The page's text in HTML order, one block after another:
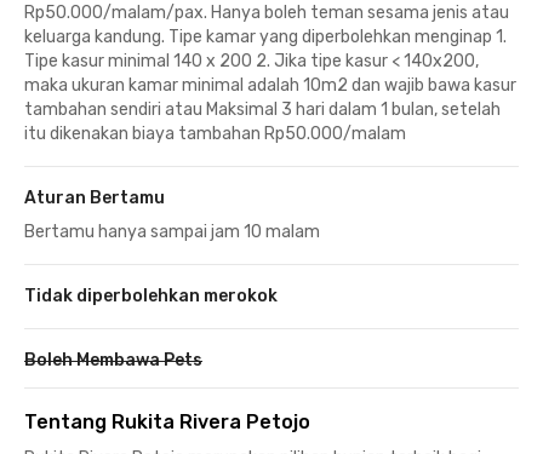
Rp50.000/malam/pax. Hanya boleh teman sesama jenis atau
keluarga kandung. Tipe kamar yang diperbolehkan menginap 1.
Tipe kasur minimal 140 x 200 2. Jika tipe kasur < 140x200,
maka ukuran kamar minimal adalah 10m2 dan wajib bawa kasur
tambahan sendiri atau Maksimal 3 hari dalam 1 bulan, setelah
itu dikenakan biaya tambahan Rp50.000/malam
Aturan Bertamu
Bertamu hanya sampai jam 10 malam
Tidak diperbolehkan merokok
Boleh Membawa Pets
Tentang Rukita Rivera Petojo